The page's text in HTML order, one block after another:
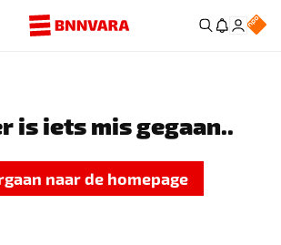
is iets mis gegaan..
naar de homepage